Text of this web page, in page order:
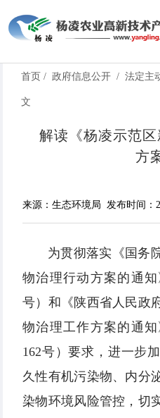
首页 / 政府信息公开 / 法定主
文
解读《杨凌示范
方
来源：生态环境局 发布时间：
为贯彻落实《国务
物治理行动方案的通
号）和《陕西省人民政
物治理工作方案的通知
162号）要求，进一步
久性有机污染物、内分
染物环境风险管控，切